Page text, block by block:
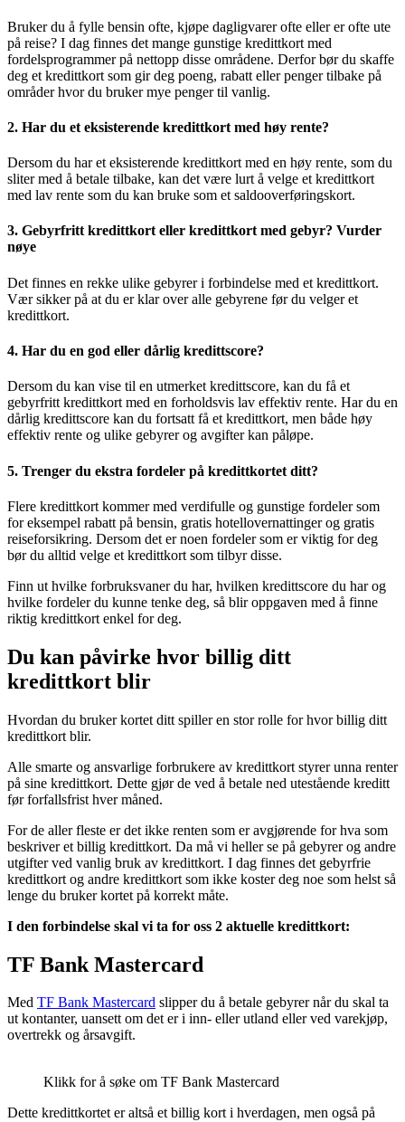
Bruker du å fylle bensin ofte, kjøpe dagligvarer ofte eller er ofte ute
på reise? I dag finnes det mange gunstige kredittkort med
fordelsprogrammer på nettopp disse områdene. Derfor bør du skaffe
deg et kredittkort som gir deg poeng, rabatt eller penger tilbake på
områder hvor du bruker mye penger til vanlig.
2. Har du et eksisterende kredittkort med høy rente?
Dersom du har et eksisterende kredittkort med en høy rente, som du
sliter med å betale tilbake, kan det være lurt å velge et kredittkort
med lav rente som du kan bruke som et saldooverføringskort.
3. Gebyrfritt kredittkort eller kredittkort med gebyr? Vurder
nøye
Det finnes en rekke ulike gebyrer i forbindelse med et kredittkort.
Vær sikker på at du er klar over alle gebyrene før du velger et
kredittkort.
4. Har du en god eller dårlig kredittscore?
Dersom du kan vise til en utmerket kredittscore, kan du få et
gebyrfritt kredittkort med en forholdsvis lav effektiv rente. Har du en
dårlig kredittscore kan du fortsatt få et kredittkort, men både høy
effektiv rente og ulike gebyrer og avgifter kan påløpe.
5. Trenger du ekstra fordeler på kredittkortet ditt?
Flere kredittkort kommer med verdifulle og gunstige fordeler som
for eksempel rabatt på bensin, gratis hotellovernattinger og gratis
reiseforsikring. Dersom det er noen fordeler som er viktig for deg
bør du alltid velge et kredittkort som tilbyr disse.
Finn ut hvilke forbruksvaner du har, hvilken kredittscore du har og
hvilke fordeler du kunne tenke deg, så blir oppgaven med å finne
riktig kredittkort enkel for deg.
Du kan påvirke hvor billig ditt
kredittkort blir
Hvordan du bruker kortet ditt spiller en stor rolle for hvor billig ditt
kredittkort blir.
Alle smarte og ansvarlige forbrukere av kredittkort styrer unna renter
på sine kredittkort. Dette gjør de ved å betale ned utestående kreditt
før forfallsfrist hver måned.
For de aller fleste er det ikke renten som er avgjørende for hva som
beskriver et billig kredittkort. Da må vi heller se på gebyrer og andre
utgifter ved vanlig bruk av kredittkort. I dag finnes det gebyrfrie
kredittkort og andre kredittkort som ikke koster deg noe som helst så
lenge du bruker kortet på korrekt måte.
I den forbindelse skal vi ta for oss 2 aktuelle kredittkort:
TF Bank Mastercard
Med TF Bank Mastercard slipper du å betale gebyrer når du skal ta
ut kontanter, uansett om det er i inn- eller utland eller ved varekjøp,
overtrekk og årsavgift.
Klikk for å søke om TF Bank Mastercard
Dette kredittkortet er altså et billig kort i hverdagen, men også på